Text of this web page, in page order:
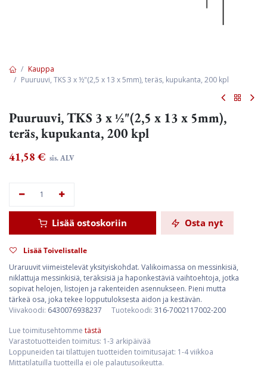
Kauppa
Puuruuvi, TKS 3 x ½"(2,5 x 13 x 5mm), teräs, kupukanta, 200 kpl
Puuruuvi, TKS 3 x ½"(2,5 x 13 x 5mm),
teräs, kupukanta, 200 kpl
41,58 € sis. ALV
Lisää ostoskoriin Osta nyt
Lisää Toivelistalle
Uraruuvit viimeistelevät yksityiskohdat. Valikoimassa on messinkisiä,
niklattuja messinkisiä, teräksisiä ja haponkestäviä vaihtoehtoja, jotka
sopivat helojen, listojen ja rakenteiden asennukseen. Pieni mutta
tärkeä osa, joka tekee lopputuloksesta aidon ja kestävän.
Viivakoodi: 6430076938237 Tuotekoodi: 316-7002117002-200
Lue toimitusehtomme tästä
Varastotuotteiden toimitus: 1-3 arkipäivää
Loppuneiden tai tilattujen tuotteiden toimitusajat: 1-4 viikkoa
Mittatilatuilla tuotteilla ei ole palautusoikeutta.